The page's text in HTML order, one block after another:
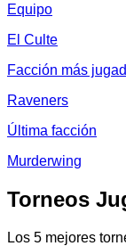
Equipo
El Culte
Facción más
Raveners
Última facción
Murderwing
Torneos
Los 5 mejores